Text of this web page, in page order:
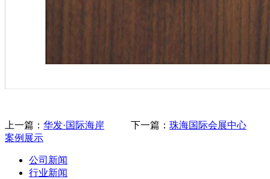
上一篇： 华发·国际海岸 下一篇： 珠海国际会展中心
案例展示
公司新闻
行业新闻